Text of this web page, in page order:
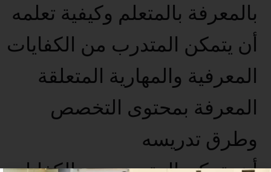
بالمعرفة بالمتعلم وكيفية تعلمه
أن يتمكن المتدرب من الكفايات
المعرفية والمهارية المتعلقة
المعرفة بمحتوى التخصص
وطرق تدريسه